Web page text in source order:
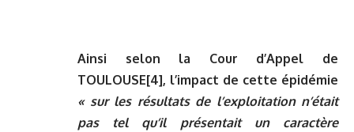
Ainsi selon la Cour d’Appel de
TOULOUSE[4], l’impact de cette épidémie
« sur les résultats de l’exploitation n’était
pas tel qu’il présentait un caractère